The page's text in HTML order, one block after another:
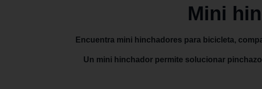
Mini
Encuentra mini hinchadores para bicicleta,
Un mini hinchador permite solucionar